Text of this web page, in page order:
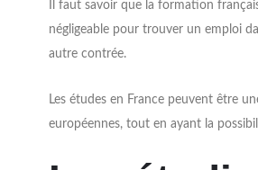
Il faut savoir que la formation
négligeable pour trouver un emploi
autre contrée.
Les études en France peuvent être
européennes, tout en ayant la